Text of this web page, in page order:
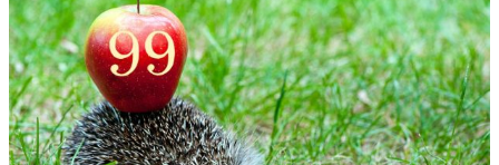
Sodas ir daržas
Sveikata ir grožis
Karjera
Psichologinė sveikata
Tvari mada
Klaidų taisymo politika
Naudojimo sąlygos
Privatumo politika
Reklamos politika
Slapukų politika